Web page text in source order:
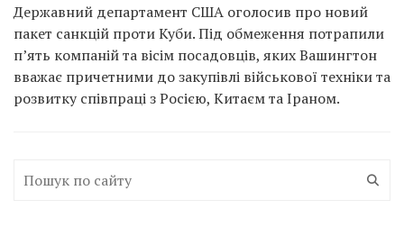
Державний департамент США оголосив про новий
пакет санкцій проти Куби. Під обмеження потрапили
п’ять компаній та вісім посадовців, яких Вашингтон
вважає причетними до закупівлі військової техніки та
розвитку співпраці з Росією, Китаєм та Іраном.